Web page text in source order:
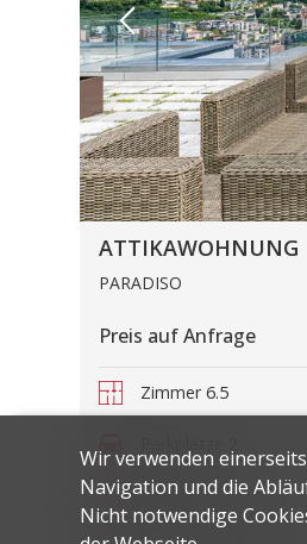
ATTIKAWOHNUNG
PARADISO
Preis auf Anfrage
Zimmer6.5
Schlafzimmer 5
Wir verwenden
Navigation und die
Nicht notwendige